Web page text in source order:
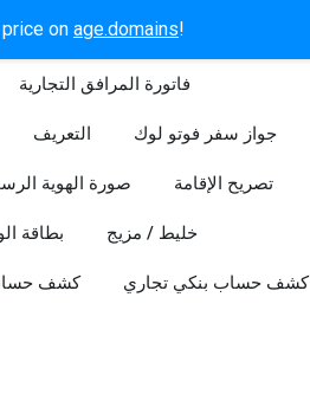
on age.domains!
فاتورة المرافق التجارية
التعريف جواز سفر فوتو لوك
صورة الهوية تصريح الإقامة
بطاقة خليط / مزيج
كشف كشف حساب بنكي تجاري